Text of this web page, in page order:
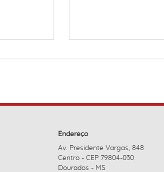
Endereço
Av. Presidente Vargas, 848
Centro - CEP 79804-030
Dourados - MS